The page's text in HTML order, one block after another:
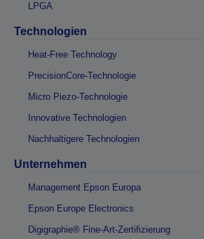
LPGA
Technologien
Heat-Free Technology
PrecisionCore-Technologie
Micro Piezo-Technologie
Innovative Technologien
Nachhaltigere Technologien
Unternehmen
Management Epson Europa
Epson Europe Electronics
Digigraphie® Fine-Art-Zertifizierung